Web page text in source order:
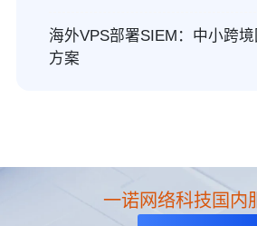
海外VPS部署SIEM：中小跨
方案
一诺网络科技国内